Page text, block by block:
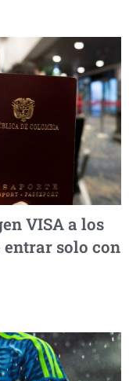
VISA a los
entrar solo con